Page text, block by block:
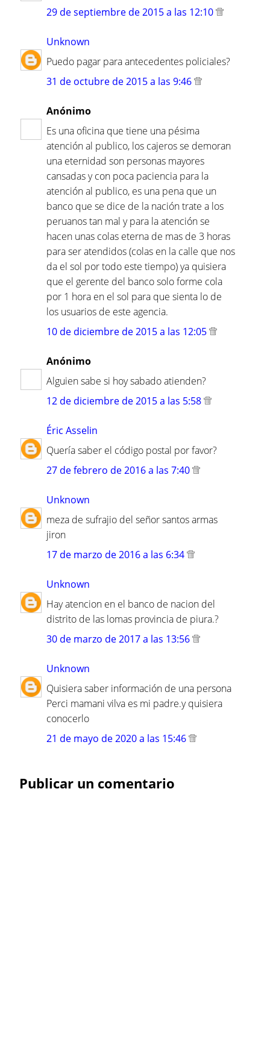
29 de septiembre de 2015 a las 12:10
Unknown
Puedo pagar para antecedentes policiales?
31 de octubre de 2015 a las 9:46
Anónimo
Es una oficina que tiene una pésima
atención al publico, los cajeros se demoran
una eternidad son personas mayores
cansadas y con poca paciencia para la
atención al publico, es una pena que un
banco que se dice de la nación trate a los
peruanos tan mal y para la atención se
hacen unas colas eterna de mas de 3 horas
para ser atendidos (colas en la calle que nos
da el sol por todo este tiempo) ya quisiera
que el gerente del banco solo forme cola
por 1 hora en el sol para que sienta lo de
los usuarios de este agencia.
10 de diciembre de 2015 a las 12:05
Anónimo
Alguien sabe si hoy sabado atienden?
12 de diciembre de 2015 a las 5:58
Éric Asselin
Quería saber el código postal por favor?
27 de febrero de 2016 a las 7:40
Unknown
meza de sufrajio del señor santos armas
jiron
17 de marzo de 2016 a las 6:34
Unknown
Hay atencion en el banco de nacion del
distrito de las lomas provincia de piura.?
30 de marzo de 2017 a las 13:56
Unknown
Quisiera saber información de una persona
Perci mamani vilva es mi padre.y quisiera
conocerlo
21 de mayo de 2020 a las 15:46
Publicar un comentario